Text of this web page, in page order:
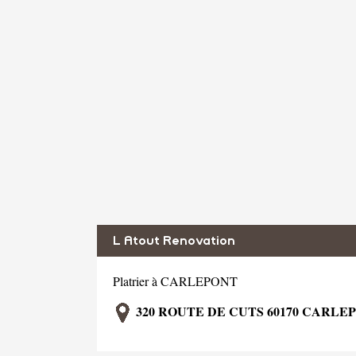
L Atout Renovation
Platrier à CARLEPONT
320 ROUTE DE CUTS 60170